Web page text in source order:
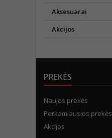
Aksesuarai
Akcijos
PREKĖS
Naujos prekės
Perkamiausios prekės
Akcijos